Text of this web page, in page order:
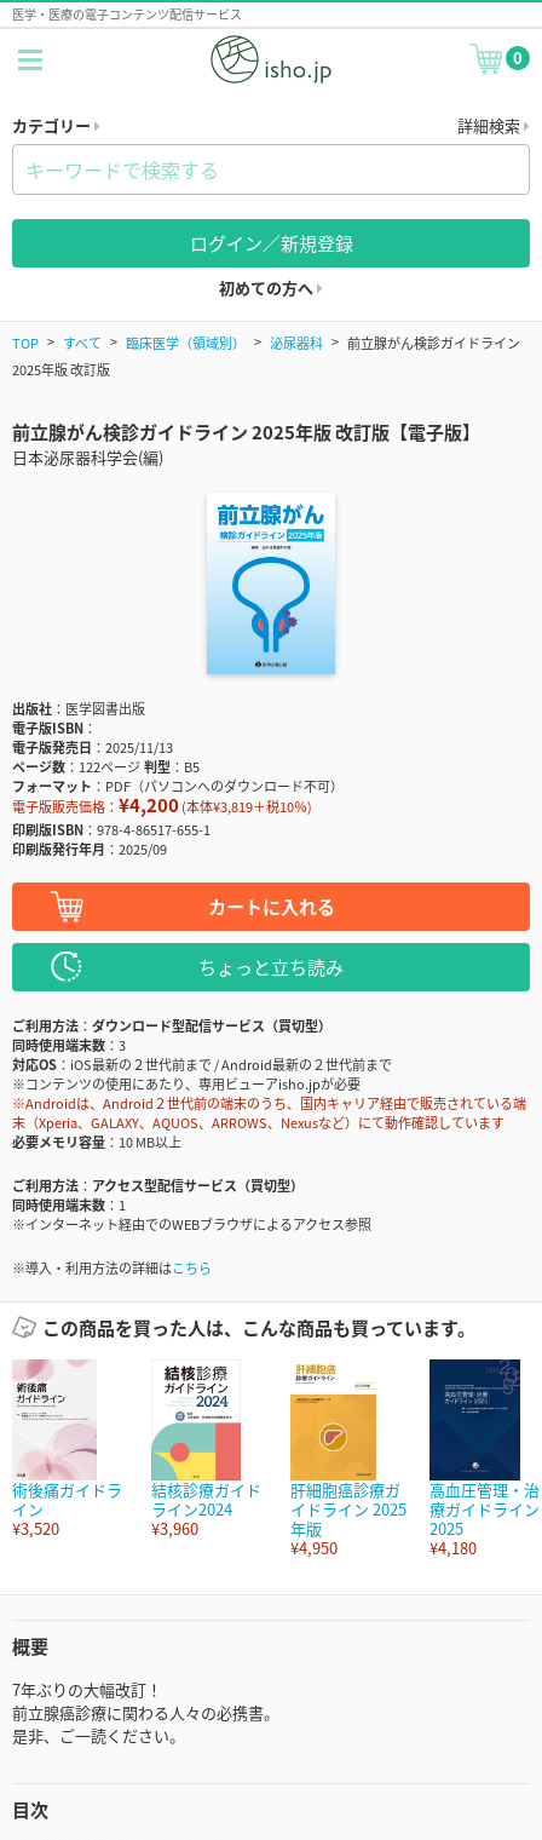
医学・医療の電子コンテンツ配信サービス
0
カテゴリー 詳細検索
ログイン／新規登録
初めての方へ
TOP すべて 臨床医学（領域別） 泌尿器科
前立腺がん検診ガイドライン
2025年版 改訂版
前立腺がん検診ガイドライン 2025年版 改訂版【電子版】
日本泌尿器科学会(編)
出版社
医学図書出版
電子版ISBN
電子版発売日
2025/11/13
ページ数
122ページ判型
B5
フォーマット
PDF（パソコンへのダウンロード不可）
電子版販売価格： ¥4,200(本体¥3,819＋税10％)
印刷版ISBN
978-4-86517-655-1
印刷版発行年月
2025/09
カートに入れる
ちょっと立ち読み
ご利用方法
ダウンロード型配信サービス（買切型）
同時使用端末数
3
対応OS
iOS最新の２世代前まで / Android最新の２世代前まで
※コンテンツの使用にあたり、専用ビューアisho.jpが必要
※Androidは、Android２世代前の端末のうち、国内キャリア経由で販売されている端
末（Xperia、GALAXY、AQUOS、ARROWS、Nexusなど）にて動作確認しています
必要メモリ容量
10 MB以上
ご利用方法
アクセス型配信サービス（買切型）
同時使用端末数
1
※インターネット経由でのWEBブラウザによるアクセス参照
※導入・利用方法の詳細はこちら
この商品を買った人は、こんな商品も買っています。
術後痛ガイドラ
イン
¥3,520
結核診療ガイド
ライン2024
¥3,960
肝細胞癌診療ガ
イドライン 2025
年版
¥4,950
高血圧管理・治
療ガイドライン
2025
¥4,180
概要
7年ぶりの大幅改訂！
前立腺癌診療に関わる人々の必携書。
是非、ご一読ください。
目次